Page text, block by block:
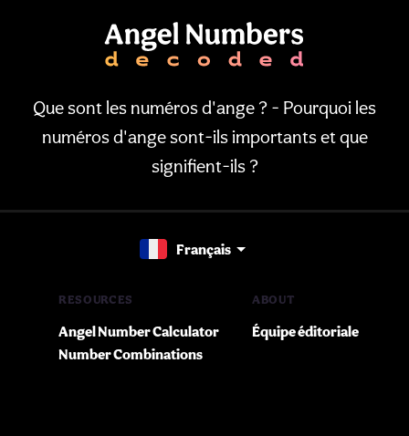
Que sont les numéros d'ange ? - Pourquoi les
numéros d'ange sont-ils importants et que
signifient-ils ?
Français
RESOURCES
Angel Number Calculator
Number Combinations
ABOUT
Équipe éditoriale